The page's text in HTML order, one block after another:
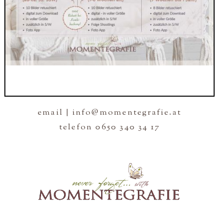
email | info@momentegrafie.at
telefon 0650 340 34 17